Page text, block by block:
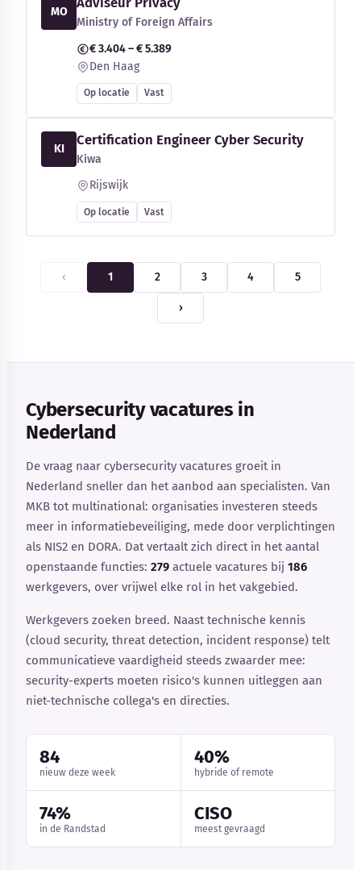
MO
Ministry of Foreign Affairs
€ 3.404 – € 5.389
Den Haag
Op locatie Vast
KI
Certification Engineer Cyber Security
Kiwa
Rijswijk
Op locatie Vast
‹ 1 2 3 4 5
›
Cybersecurity vacatures in
Nederland
De vraag naar cybersecurity vacatures groeit in
Nederland sneller dan het aanbod aan specialisten. Van
MKB tot multinational: organisaties investeren steeds
meer in informatiebeveiliging, mede door verplichtingen
als NIS2 en DORA. Dat vertaalt zich direct in het aantal
openstaande functies: 279 actuele vacatures bij 186
werkgevers, over vrijwel elke rol in het vakgebied.
Werkgevers zoeken breed. Naast technische kennis
(cloud security, threat detection, incident response) telt
communicatieve vaardigheid steeds zwaarder mee:
security-experts moeten risico's kunnen uitleggen aan
niet-technische collega's en directies.
84
nieuw deze week
40%
hybride of remote
74%
in de Randstad
CISO
meest gevraagd